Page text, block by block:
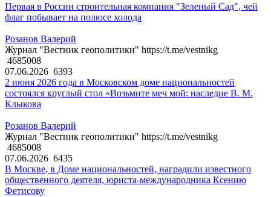
Первая в России строительная компания "Зеленый Сад", чей
флаг побывает на полюсе холода
Розанов Валерий
Журнал "Вестник геополитики" https://t.me/vestnikg
4685008
07.06.2026 6393
2 июня 2026 года в Московском доме национальностей
состоялся круглый стол «Возьмите меч мой: наследие В. М.
Клыкова
Розанов Валерий
Журнал "Вестник геополитики" https://t.me/vestnikg
4685008
07.06.2026 6435
В Москве, в Доме национальностей, наградили известного
общественного деятеля, юриста-международника Ксению
Фетисову